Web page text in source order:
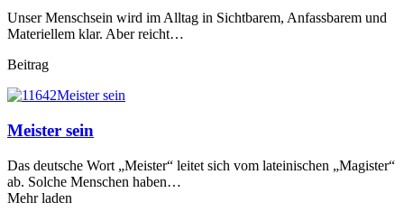
Unser Menschsein wird im Alltag in Sichtbarem, Anfassbarem und
Materiellem klar. Aber reicht…
Beitrag
Meister sein
Das deutsche Wort „Meister“ leitet sich vom lateinischen „Magister“
ab. Solche Menschen haben…
Mehr laden